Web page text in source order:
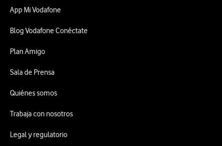
App Mi Vodafone
Blog Vodafone Conéctate
Plan Amigo
Sala de Prensa
Quiénes somos
Trabaja con nosotros
Legal y regulatorio